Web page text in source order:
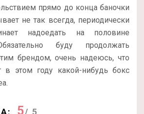
прямо до конца баночки
не так всегда, периодически
надоедать на половине
буду продолжать
брендом, очень надеюсь, что
в этом году какой-нибудь бокс
5/ 5